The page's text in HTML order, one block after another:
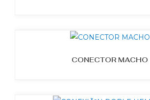
CONECTOR MACHO